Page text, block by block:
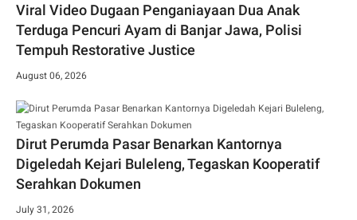
Viral Video Dugaan Penganiayaan Dua Anak
Terduga Pencuri Ayam di Banjar Jawa, Polisi
Tempuh Restorative Justice
August 06, 2026
Dirut Perumda Pasar Benarkan Kantornya
Digeledah Kejari Buleleng, Tegaskan Kooperatif
Serahkan Dokumen
July 31, 2026